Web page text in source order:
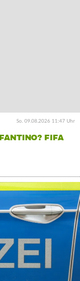
So. 09.08.2026 11:47 Uhr
FIFA